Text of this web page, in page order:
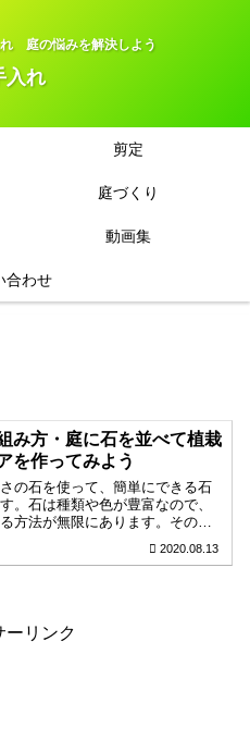
庭の悩みを解決しよう
入れ
剪定
庭づくり
動画集
合わせ
み方・庭に石を並べて植栽
を作ってみよう
の石を使って、簡単にできる石
。石は種類や色が豊富なので、
方法が無限にあります。その一
2020.08.13
ーリンク